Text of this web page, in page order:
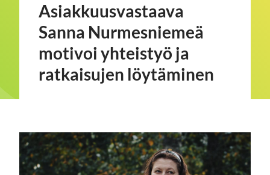
Asiakkuusvastaava
Sanna Nurmesniemeä
motivoi yhteistyö ja
ratkaisujen löytäminen